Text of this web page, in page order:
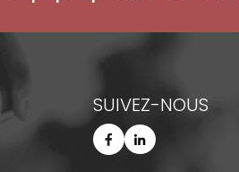
SUIVEZ-NOUS